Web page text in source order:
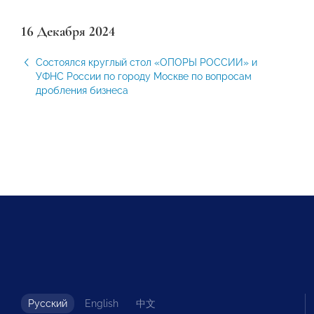
16 Декабря 2024
Состоялся круглый стол «ОПОРЫ РОССИИ» и
УФНС России по городу Москве по вопросам
дробления бизнеса
Русский English 中文